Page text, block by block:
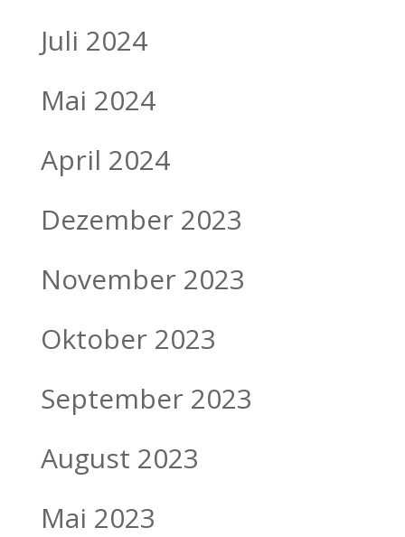
Juli 2024
Mai 2024
April 2024
Dezember 2023
November 2023
Oktober 2023
September 2023
August 2023
Mai 2023